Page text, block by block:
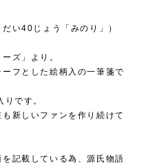
い40じょう「みのり」）
ズ」より。
フとした絵柄入の一筆箋で
です。
新しいファンを作り続けて
記載している為、源氏物語